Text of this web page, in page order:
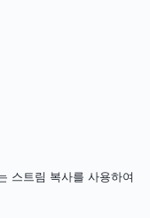
스트림 복사를 사용하여